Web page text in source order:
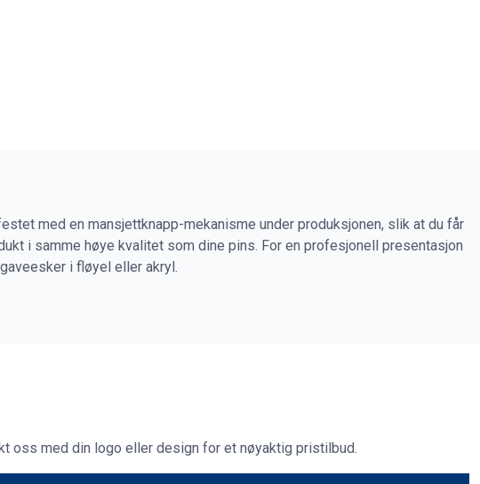
med en mansjettknapp-mekanisme under produksjonen, slik at du får
i samme høye kvalitet som dine pins. For en profesjonell presentasjon
i fløyel eller akryl.
oss med din logo eller design for et nøyaktig pristilbud.